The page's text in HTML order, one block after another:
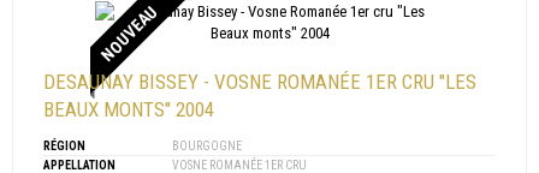
NOUVEAU
DESAUNAY BISSEY - VOSNE ROMANÉE 1ER CRU "LES
BEAUX MONTS" 2004
RÉGION
BOURGOGNE
APPELLATION
VOSNE ROMANÉE 1ER CRU